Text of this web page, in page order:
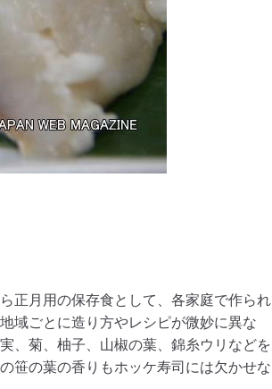
正月用の保存食として、各家庭で作られ
域ごとに造り方やレシピが微妙に異な
、菊、柚子、山椒の葉、錦糸ウリなどを
笹の葉の香りもホッケ寿司には欠かせな